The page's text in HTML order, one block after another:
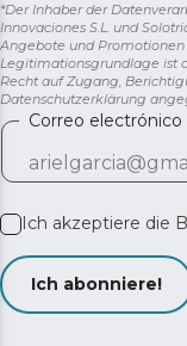
*Der Inhaber der
Innovaciones S.L. und
Angebote und Promotionen
Legitimationsgrundlage ist
Recht auf Zugang,
Datenschutzerklärung
Correo electrónico
Ich akzeptiere die
Ich abonniere!